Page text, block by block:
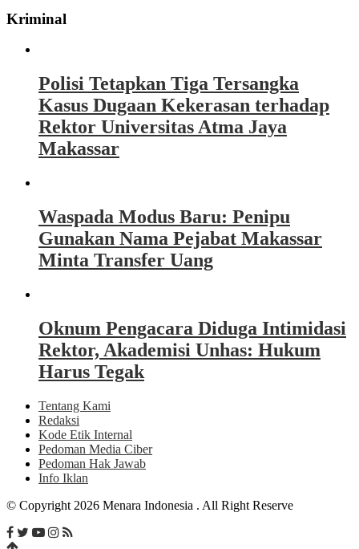
Kriminal
Polisi Tetapkan Tiga Tersangka
Kasus Dugaan Kekerasan terhadap
Rektor Universitas Atma Jaya
Makassar
Waspada Modus Baru: Penipu
Gunakan Nama Pejabat Makassar
Minta Transfer Uang
Oknum Pengacara Diduga Intimidasi
Rektor, Akademisi Unhas: Hukum
Harus Tegak
Tentang Kami
Redaksi
Kode Etik Internal
Pedoman Media Ciber
Pedoman Hak Jawab
Info Iklan
© Copyright 2026 Menara Indonesia . All Right Reserve